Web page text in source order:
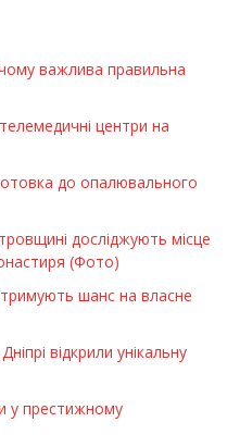
важлива правильна
центри на
до опалювального
досліджують місце
(Фото)
шанс на власне
відкрили унікальну
у престижному